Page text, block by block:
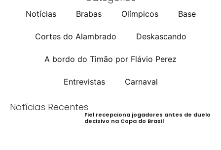
Notícias Brabas Olímpicos Base
Cortes do Alambrado Deskascando
A bordo do Timão por Flávio Perez
Entrevistas Carnaval
Notícias Recentes
Fiel recepciona jogadores antes de duelo
decisivo na Copa do Brasil